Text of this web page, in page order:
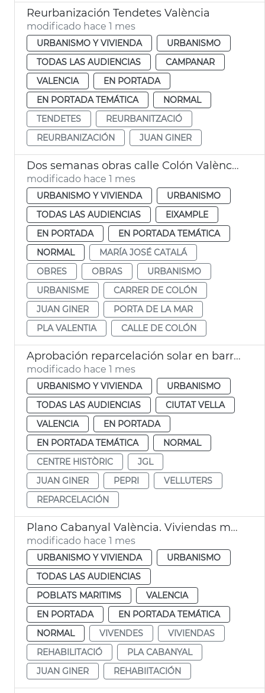
Reurbanización Tendetes València
modificado hace 1 mes
URBANISMO Y VIVIENDA
URBANISMO
TODAS LAS AUDIENCIAS
CAMPANAR
VALENCIA
EN PORTADA
EN PORTADA TEMÁTICA
NORMAL
TENDETES
REURBANITZACIÓ
REURBANIZACIÓN
JUAN GINER
Dos semanas obras calle Colón València
modificado hace 1 mes
URBANISMO Y VIVIENDA
URBANISMO
TODAS LAS AUDIENCIAS
EIXAMPLE
EN PORTADA
EN PORTADA TEMÁTICA
NORMAL
MARÍA JOSÉ CATALÁ
OBRES
OBRAS
URBANISMO
URBANISME
CARRER DE COLÓN
JUAN GINER
PORTA DE LA MAR
PLA VALENTIA
CALLE DE COLÓN
Aprobación reparcelación solar en barrio Velluters
modificado hace 1 mes
URBANISMO Y VIVIENDA
URBANISMO
TODAS LAS AUDIENCIAS
CIUTAT VELLA
VALENCIA
EN PORTADA
EN PORTADA TEMÁTICA
NORMAL
CENTRE HISTÒRIC
JGL
JUAN GINER
PEPRI
VELLUTERS
REPARCELACIÓN
Plano Cabanyal València. Viviendas municipales
modificado hace 1 mes
URBANISMO Y VIVIENDA
URBANISMO
TODAS LAS AUDIENCIAS
POBLATS MARITIMS
VALENCIA
EN PORTADA
EN PORTADA TEMÁTICA
NORMAL
VIVENDES
VIVIENDAS
REHABILITACIÓ
PLA CABANYAL
JUAN GINER
REHABIITACIÓN